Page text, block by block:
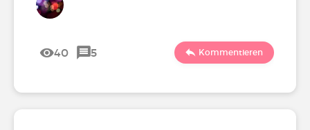
40 5 Kommentieren